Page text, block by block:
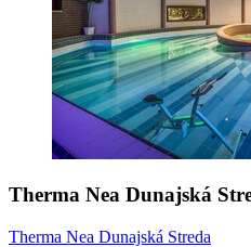
Therma Nea Dunajská
Therma Nea Dunajská Streda